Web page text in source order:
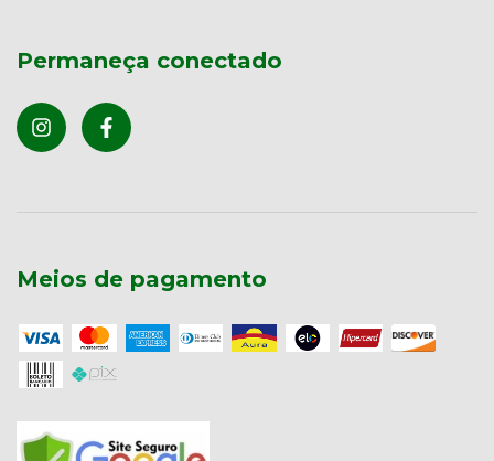
Permaneça conectado
Meios de pagamento